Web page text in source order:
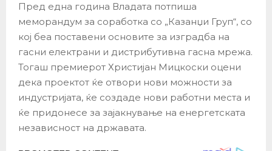
Пред една година Владата потпиша
меморандум за соработка со „Казанџи Груп“, со
кој беа поставени основите за изградба на
гасни електрани и дистрибутивна гасна мрежа.
Тогаш премиерот Христијан Мицкоски оцени
дека проектот ќе отвори нови можности за
индустријата, ќе создаде нови работни места и
ќе придонесе за зајакнување на енергетската
независност на државата.